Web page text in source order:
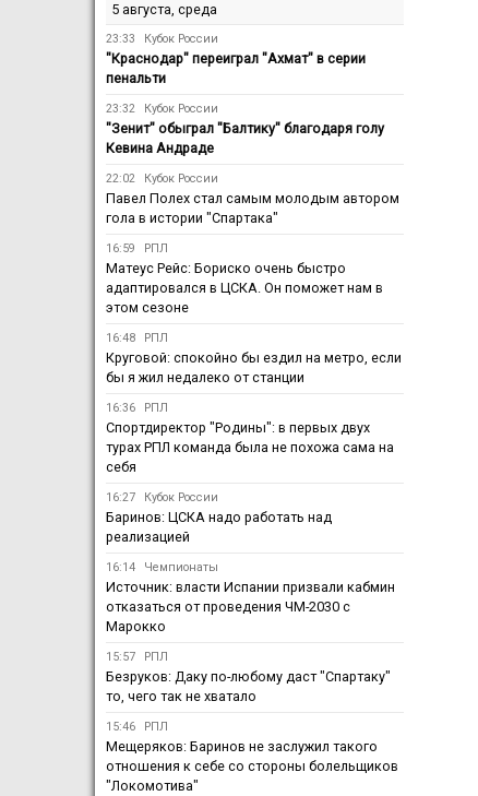
5 августа, среда
23:33 Кубок России
"Краснодар" переиграл "Ахмат" в серии
пенальти
23:32 Кубок России
"Зенит" обыграл "Балтику" благодаря голу
Кевина Андраде
22:02 Кубок России
Павел Полех стал самым молодым автором
гола в истории "Спартака"
16:59 РПЛ
Матеус Рейс: Бориско очень быстро
адаптировался в ЦСКА. Он поможет нам в
этом сезоне
16:48 РПЛ
Круговой: спокойно бы ездил на метро, если
бы я жил недалеко от станции
16:36 РПЛ
Спортдиректор "Родины": в первых двух
турах РПЛ команда была не похожа сама на
себя
16:27 Кубок России
Баринов: ЦСКА надо работать над
реализацией
16:14 Чемпионаты
Источник: власти Испании призвали кабмин
отказаться от проведения ЧМ-2030 с
Марокко
15:57 РПЛ
Безруков: Даку по-любому даст "Спартаку"
то, чего так не хватало
15:46 РПЛ
Мещеряков: Баринов не заслужил такого
отношения к себе со стороны болельщиков
"Локомотива"